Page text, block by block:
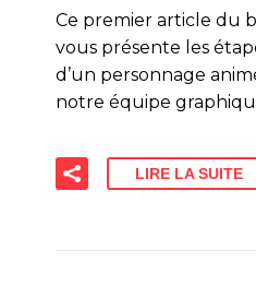
Ce premier article du
vous présente les
d’un personnage
notre équipe
LIRE LA SUITE